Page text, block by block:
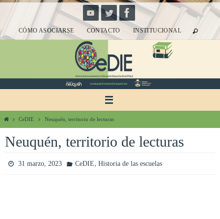
contenidoCÓMO ASOCIARSE CONTACTO INSTITUCIONAL
InicioCeDIE Neuquén, territorio de lecturas
Neuquén, territorio de lecturas
31 marzo, 2023 CeDIE, Historia de las escuelas